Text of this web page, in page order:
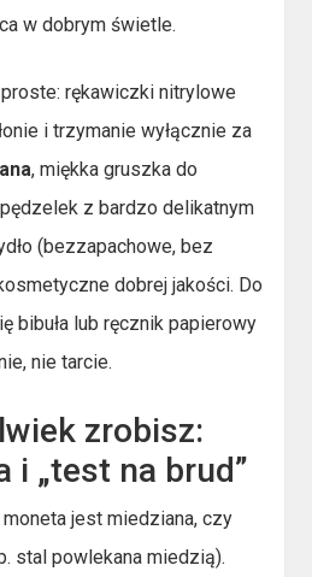
w dobrym świetle.
rękawiczki nitrylowe
i trzymanie wyłącznie za
, miękka gruszka do
z bardzo delikatnym
(bezzapachowe, bez
dobrej jakości. Do
bibuła lub ręcznik papierowy
nie tarcie.
zrobisz:
i „test na brud”
jest miedziana, czy
stal powlekana miedzią).